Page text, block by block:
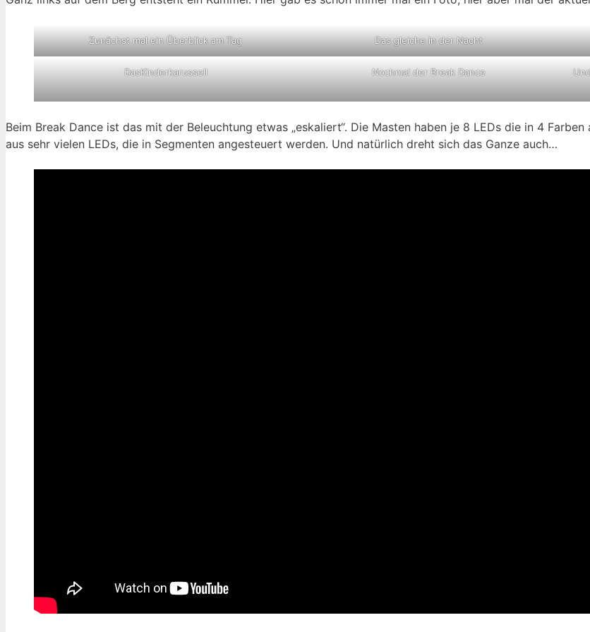
Zunächst mal ein Überblick am Tag Das gleiche in der Nacht
DasKinderkarussell Nochmal der Break Dance
Beim Break Dance ist das mit der Beleuchtung etwas „eskaliert“. Die Masten haben je 8 LEDs die in 4
aus sehr vielen LEDs, die in Segmenten angesteuert werden. Und natürlich dreht sich das Ganze auch…